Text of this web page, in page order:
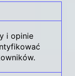
i opinie